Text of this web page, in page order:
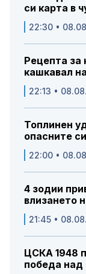
си карта в
22:30 •
Рецепта за
кашкавал
22:13 •
Топлинен
опасните
22:00 •
4 зодии
влизането
21:45 •
ЦСКА 1948
победа